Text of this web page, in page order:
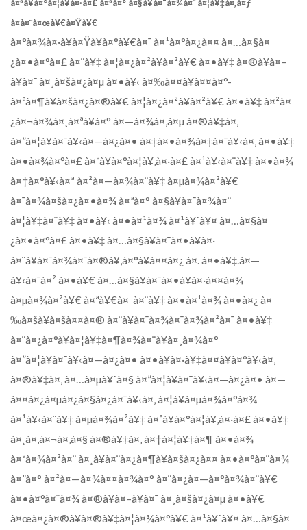
à¤ªà¥à¤°à¤¦à¥à¤·à¤£ à¤ªà¤° à¤§à¥à¤¯à¤¾à¤¨ à¤¦à¥‡à¤‚à¤ƒ
à¤à¤¨à¤œà¥€à¤Ÿà¥€
à¤°à¤¾à¤·à¥à¤Ÿà¥à¤°à¥€à¤¯ à¤¹à¤°à¤¿à¤¤ à¤…à¤§à¤
¿à¤•à¤°à¤£ à¤¨à¥‡ à¤¦à¤¿à¤²à¥à¤²à¥€ à¤•à¥‡ à¤®à¥à¤–
à¥à¤¯ à¤¸à¤šà¤¿à¤µ à¤•à¥‹ à¤‰à¤¤à¥à¤¤à¤°-
à¤ªà¤¶à¥à¤šà¤¿à¤®à¥€ à¤¦à¤¿à¤²à¥à¤²à¥€ à¤•à¥‡ à¤²à¤
¿à¤¬à¤¾à¤¸à¤ªà¥à¤° à¤—à¤¾à¤‚à¤µ à¤®à¥‡à¤‚
à¤”à¤¦à¥à¤¯à¥‹à¤—à¤¿à¤• à¤‡à¤•à¤¾à¤‡à¤¯à¥‹à¤‚ à¤•à¥‡
à¤•à¤¾à¤°à¤£ à¤ªà¥à¤°à¤¦à¥‚à¤·à¤£ à¤¹à¥‹à¤¨à¥‡ à¤•à¤¾
à¤†à¤°à¥‹à¤ª à¤²à¤—à¤¾à¤¨à¥‡ à¤µà¤¾à¤²à¥€
à¤¯à¤¾à¤šà¤¿à¤•à¤¾ à¤ªà¤° à¤§à¥à¤¯à¤¾à¤¨
à¤¦à¥‡à¤¨à¥‡ à¤•à¥‹ à¤•à¤¹à¤¾ à¤¹à¥ˆà¥¤ à¤…à¤§à¤
¿à¤•à¤°à¤£ à¤•à¥‡ à¤…à¤§à¥à¤¯à¤•à¥à¤·
à¤¨à¥à¤¯à¤¾à¤¯à¤®à¥‚à¤°à¥à¤¤à¤¿ à¤. à¤•à¥‡.à¤—
à¥‹à¤¯à¤² à¤•à¥€ à¤…à¤§à¥à¤¯à¤•à¥à¤·à¤¤à¤¾
à¤µà¤¾à¤²à¥€ à¤ªà¥€à¤ à¤¨à¥‡ à¤•à¤¹à¤¾ à¤•à¤¿ à¤
‰à¤šà¥à¤šà¤¤à¤® à¤¨à¥à¤¯à¤¾à¤¯à¤¾à¤²à¤¯ à¤•à¥‡
à¤¨à¤¿à¤°à¥à¤¦à¥‡à¤¶à¤¾à¤¨à¥à¤¸à¤¾à¤°
à¤”à¤¦à¥à¤¯à¥‹à¤—à¤¿à¤• à¤•à¥à¤·à¥‡à¤¤à¥à¤°à¥‹à¤‚
à¤®à¥‡à¤‚ à¤…à¤µà¥ˆà¤§ à¤”à¤¦à¥à¤¯à¥‹à¤—à¤¿à¤• à¤—
à¤¤à¤¿à¤µà¤¿à¤§à¤¿à¤¯à¥‹à¤‚ à¤¦à¥à¤µà¤¾à¤°à¤¾
à¤¹à¥‹à¤¨à¥‡ à¤µà¤¾à¤²à¥‡ à¤ªà¥à¤°à¤¦à¥‚à¤·à¤£ à¤•à¥‡
à¤¸à¤‚à¤¬à¤‚à¤§ à¤®à¥‡à¤‚ à¤†à¤¦à¥‡à¤¶ à¤•à¤¾
à¤ªà¤¾à¤²à¤¨ à¤¸à¥à¤¨à¤¿à¤¶à¥à¤šà¤¿à¤¤ à¤•à¤°à¤¨à¤¾
à¤”à¤° à¤²à¤—à¤¾à¤¤à¤¾à¤° à¤¨à¤¿à¤—à¤°à¤¾à¤¨à¥€
à¤•à¤°à¤¨à¤¾ à¤®à¥à¤–à¥à¤¯ à¤¸à¤šà¤¿à¤µ à¤•à¥€
à¤œà¤¿à¤®à¥à¤®à¥‡à¤¦à¤¾à¤°à¥€ à¤¹à¥ˆà¥¤ à¤…à¤§à¤